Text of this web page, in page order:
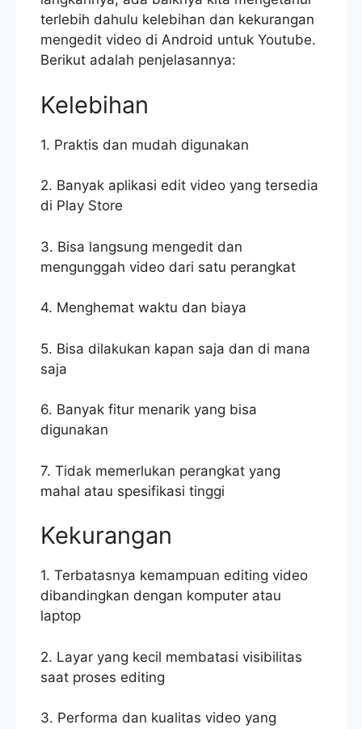
terlebih dahulu kelebihan dan kekurangan
mengedit video di Android untuk Youtube.
Berikut adalah penjelasannya:
Kelebihan
1. Praktis dan mudah digunakan
2. Banyak aplikasi edit video yang tersedia
di Play Store
3. Bisa langsung mengedit dan
mengunggah video dari satu perangkat
4. Menghemat waktu dan biaya
5. Bisa dilakukan kapan saja dan di mana
saja
6. Banyak fitur menarik yang bisa
digunakan
7. Tidak memerlukan perangkat yang
mahal atau spesifikasi tinggi
Kekurangan
1. Terbatasnya kemampuan editing video
dibandingkan dengan komputer atau
laptop
2. Layar yang kecil membatasi visibilitas
saat proses editing
3. Performa dan kualitas video yang